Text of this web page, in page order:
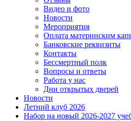
Видео и фото
Новости
Мероприятия
Оплата материнским
Банковские реквизиты
Контакты
Бессмертный полк
Вопросы и ответы
Работа у нас
Дни открытых дверей
Новости
Летний клуб 2026
Набор на новый 2026-2027